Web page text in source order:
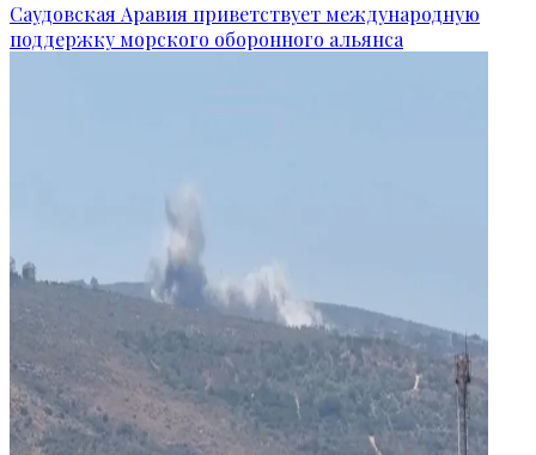
Саудовская Аравия приветствует международную
поддержку морского оборонного альянса